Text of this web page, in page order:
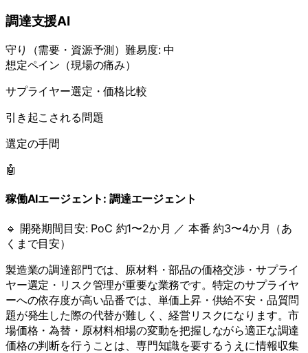
調達支援AI
守り （需要・資源予測 ）難易度:中
想定ペイン（現場の痛み）
サプライヤー選定・価格比較
引き起こされる問題
選定の手間
🤖
稼働AIエージェント: 調達エージェント
🔹 開発期間目安: PoC 約1〜2か月 ／ 本番 約3〜4か月（あ
くまで目安）
製造業の調達部門では、原材料・部品の価格交渉・サプライ
ヤー選定・リスク管理が重要な業務です。特定のサプライヤ
ーへの依存度が高い品番では、単価上昇・供給不安・品質問
題が発生した際の代替が難しく、経営リスクになります。市
場価格・為替・原材料相場の変動を把握しながら適正な調達
価格の判断を行うことは、専門知識を要するうえに情報収集